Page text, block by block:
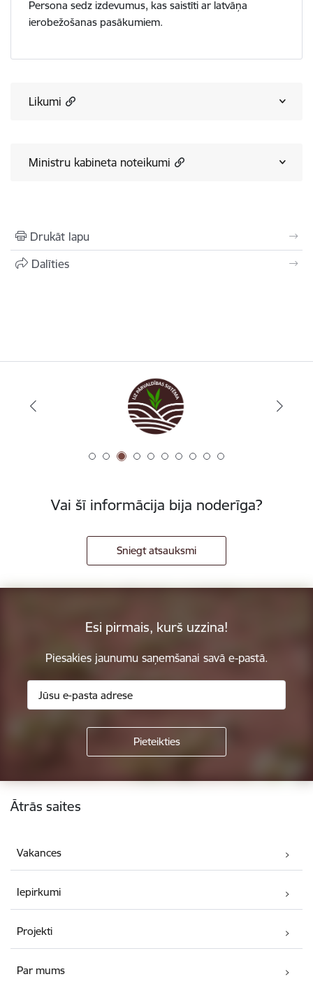
Persona sedz izdevumus, kas saistīti ar latvāņa
ierobežošanas pasākumiem.
Likumi
Ministru kabineta noteikumi
Drukāt lapu
Dalīties
Vai šī informācija bija noderīga?
Sniegt atsauksmi
Esi pirmais, kurš uzzina!
Piesakies jaunumu saņemšanai savā e-pastā.
Kājene
Ātrās saites
Vakances
Iepirkumi
Projekti
Par mums